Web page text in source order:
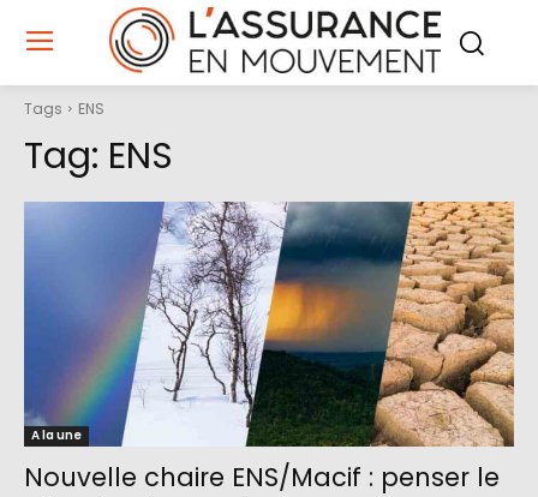
Tags ENS
Tag: ENS
A la une
Nouvelle chaire ENS/Macif : penser le